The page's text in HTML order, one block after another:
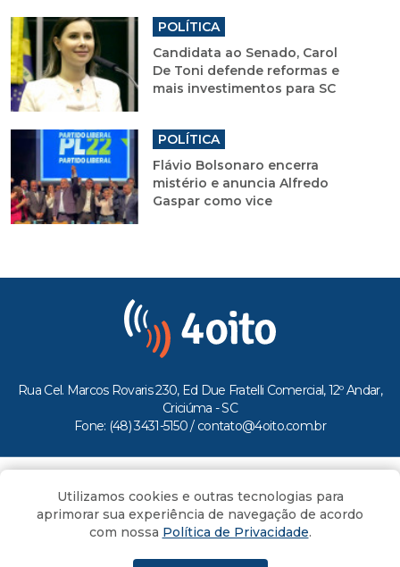
POLÍTICA
Candidata ao Senado, Carol
De Toni defende reformas e
mais investimentos para SC
POLÍTICA
Flávio Bolsonaro encerra
mistério e anuncia Alfredo
Gaspar como vice
Rua Cel. Marcos Rovaris 230, Ed Due Fratelli Comercial, 12º Andar,
Criciúma - SC
Fone: (48) 3431-5150 / contato@4oito.com.br
Todos os direitos reservados ao Portal 4oito
Utilizamos cookies e outras tecnologias para
aprimorar sua experiência de navegação de acordo
com nossa Política de Privacidade.